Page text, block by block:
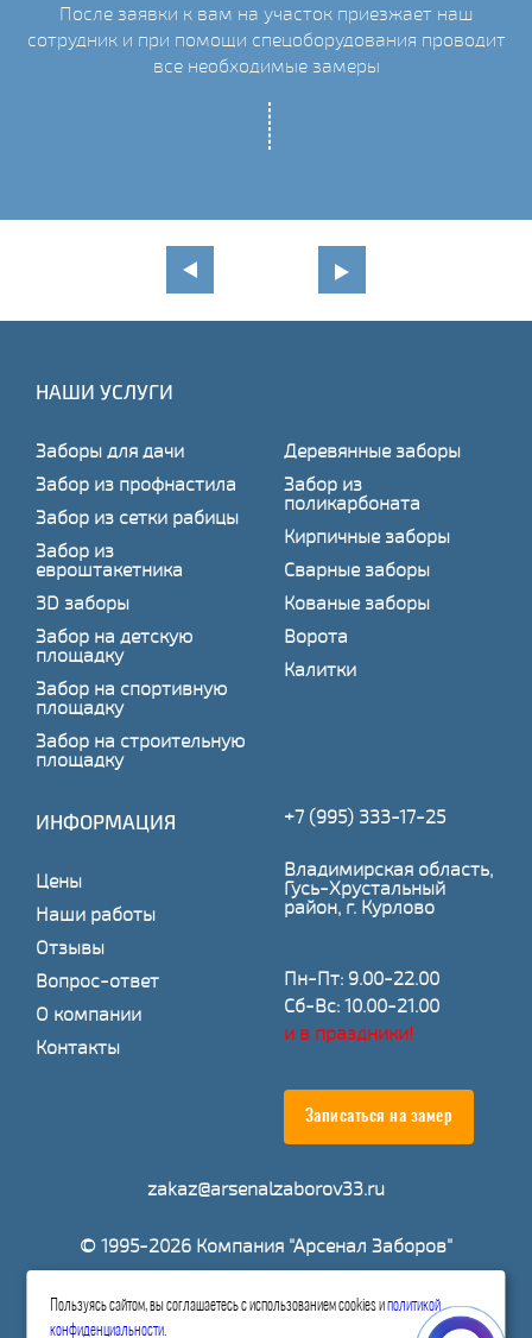
После заявки к вам на участок приезжает наш
сотрудник и при помощи спецоборудования проводит
все необходимые замеры
НАШИ УСЛУГИ
Заборы для дачи
Забор из профнастила
Забор из сетки рабицы
Забор из
евроштакетника
3D заборы
Забор на детскую
площадку
Забор на спортивную
площадку
Забор на строительную
площадку
Деревянные заборы
Забор из
поликарбоната
Кирпичные заборы
Сварные заборы
Кованые заборы
Ворота
Калитки
ИНФОРМАЦИЯ
Цены
Наши работы
Отзывы
Вопрос-ответ
О компании
Контакты
+7 (995) 333-17-25
Владимирская область,
Гусь-Хрустальный
район, г. Курлово
Пн-Пт: 9.00-22.00
Сб-Вс: 10.00-21.00
и в праздники!
Записаться на замер
zakaz@arsenalzaborov33.ru
© 1995-2026 Компания "Арсенал Заборов"
Расчитать стоимость
Пользуясь сайтом, вы соглашаетесь с использованием cookies иполитикой
конфиденциальности.